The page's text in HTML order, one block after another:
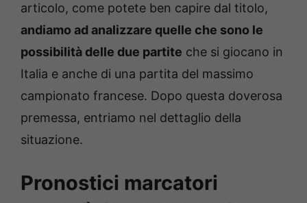
articolo, come potete ben capire dal titolo,
andiamo ad analizzare quelle che sono le
possibilità delle due partite che si giocano in
Italia e anche di una partita del massimo
campionato francese. Dopo questa doverosa
premessa, entriamo nel dettaglio della
situazione.
Pronostici marcatori